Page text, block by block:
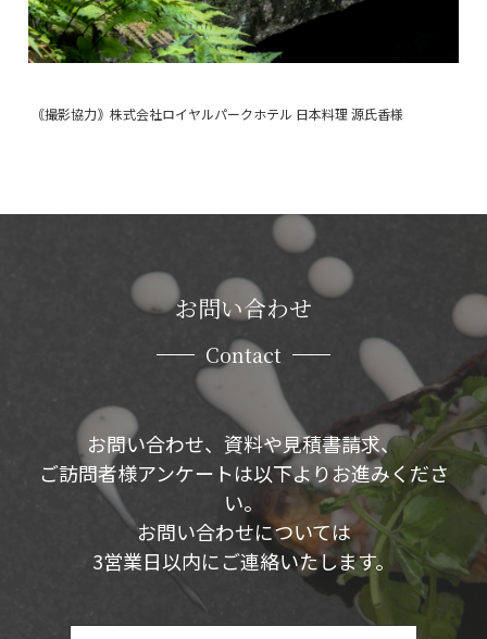
｟撮影協力｠株式会社ロイヤルパークホテル 日本料理 源氏香様
お問い合わせ
Contact
お問い合わせ、資料や見積書請求、
ご訪問者様アンケートは以下よりお進みくださ
い。
お問い合わせについては
3営業日以内にご連絡いたします。